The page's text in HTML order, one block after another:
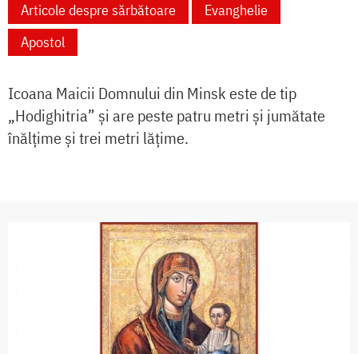
Articole despre sărbătoare
Evanghelie
Apostol
Icoana Maicii Domnului din Minsk este de tip
„Hodighitria” și are peste patru metri și jumătate
înălțime și trei metri lățime.